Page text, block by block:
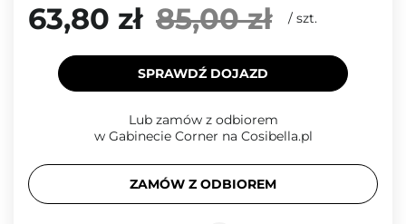
63,80 zł 85,00 zł / szt.
SPRAWDŹ DOJAZD
Lub zamów z odbiorem
w Gabinecie Corner na Cosibella.pl
ZAMÓW Z ODBIOREM